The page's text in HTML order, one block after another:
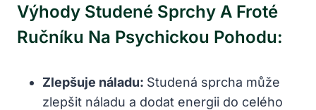
Výhody Studené Sprchy A Froté
Ručníku Na Psychickou Pohodu:
Zlepšuje náladu: Studená sprcha může
zlepšit náladu a dodat energii do celého